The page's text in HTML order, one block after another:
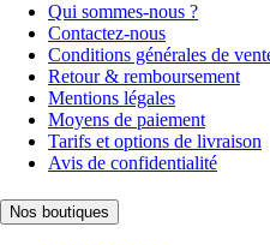
Qui sommes-nous ?
Contactez-nous
Conditions générales de
Retour & remboursement
Mentions légales
Moyens de paiement
Tarifs et options de livraison
Avis de confidentialité
Nos boutiques